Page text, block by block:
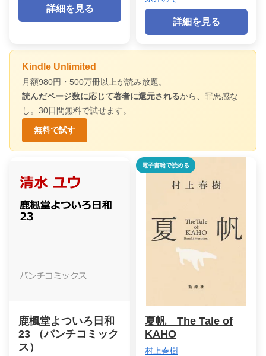
詳細を見る
詳細を見る
Kindle Unlimited
月額980円・500万冊以上が読み放題。
読んだページ数に応じて著者に還元されるから、罪悪感な
し。30日間無料で試せます。
無料で試す
鹿楓堂よついろ日和
23 （バンチコミック
ス）
電子書籍で読める
夏帆 The Tale of
KAHO
村上春樹